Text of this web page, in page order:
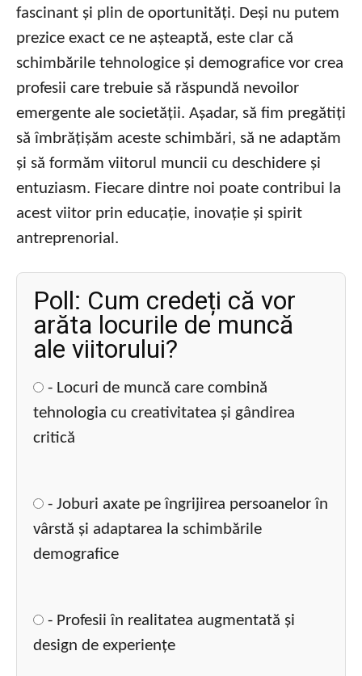
fascinant și plin de oportunități. Deși nu putem
prezice exact ce ne așteaptă, este clar că
schimbările tehnologice și demografice vor crea
profesii care trebuie să răspundă nevoilor
emergente ale societății. Așadar, să fim pregătiți
să îmbrățișăm aceste schimbări, să ne adaptăm
și să formăm viitorul muncii cu deschidere și
entuziasm. Fiecare dintre noi poate contribui la
acest viitor prin educație, inovație și spirit
antreprenorial.
Poll: Cum credeți că vor
arăta locurile de muncă
ale viitorului?
- Locuri de muncă care combină
tehnologia cu creativitatea și gândirea
critică
- Joburi axate pe îngrijirea persoanelor în
vârstă și adaptarea la schimbările
demografice
- Profesii în realitatea augmentată și
design de experiențe